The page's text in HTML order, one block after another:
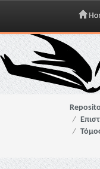
Skip
navigation